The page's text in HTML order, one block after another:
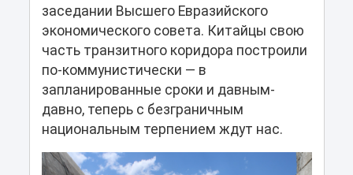
заседании Высшего Евразийского
экономического совета. Китайцы свою
часть транзитного коридора построили
по-коммунистически — в
запланированные сроки и давным-
давно, теперь с безграничным
национальным терпением ждут нас.